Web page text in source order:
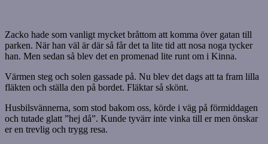
Zacko hade som vanligt mycket bråttom att komma över gatan till
parken. När han väl är där så får det ta lite tid att nosa noga tycker
han. Men sedan så blev det en promenad lite runt om i Kinna.
Värmen steg och solen gassade på. Nu blev det dags att ta fram lilla
fläkten och ställa den på bordet. Fläktar så skönt.
Husbilsvännerna, som stod bakom oss, körde i väg på förmiddagen
och tutade glatt ”hej då”. Kunde tyvärr inte vinka till er men önskar
er en trevlig och trygg resa.